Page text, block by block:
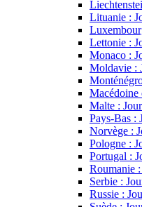
Lituanie :
Lettonie :
Monaco :
Moldavie :
Macédoine
Malte :
Pays-Bas :
Norvège :
Pologne :
Portugal :
Roumanie
Serbie :
Russie :